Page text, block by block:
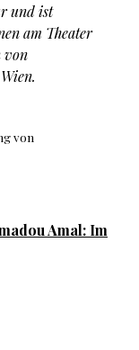
und ist
am Theater
von
von
Amal: Im